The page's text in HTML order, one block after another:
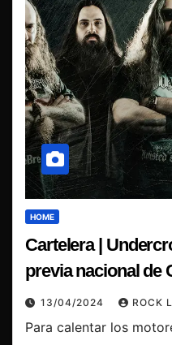
HOME
Cartelera |
previa nacional de
13/04/2024 ROCK
Para calentar los